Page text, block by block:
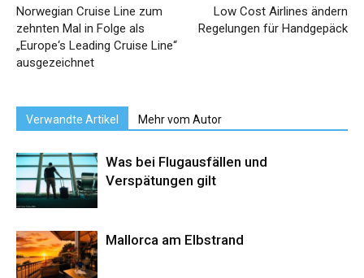
Norwegian Cruise Line zum
zehnten Mal in Folge als
„Europe‘s Leading Cruise Line“
ausgezeichnet
Low Cost Airlines ändern
Regelungen für Handgepäck
Verwandte Artikel Mehr vom Autor
Was bei Flugausfällen und
Verspätungen gilt
Mallorca am Elbstrand